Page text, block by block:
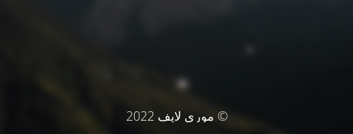
© موري لايف 2022